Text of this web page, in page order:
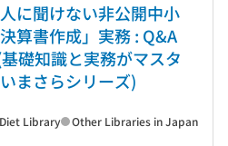
に聞けない非公開中小
算書作成」実務 : Q&A
礎知識と実務がマスタ
まさらシリーズ)
Library Other Libraries in Japan